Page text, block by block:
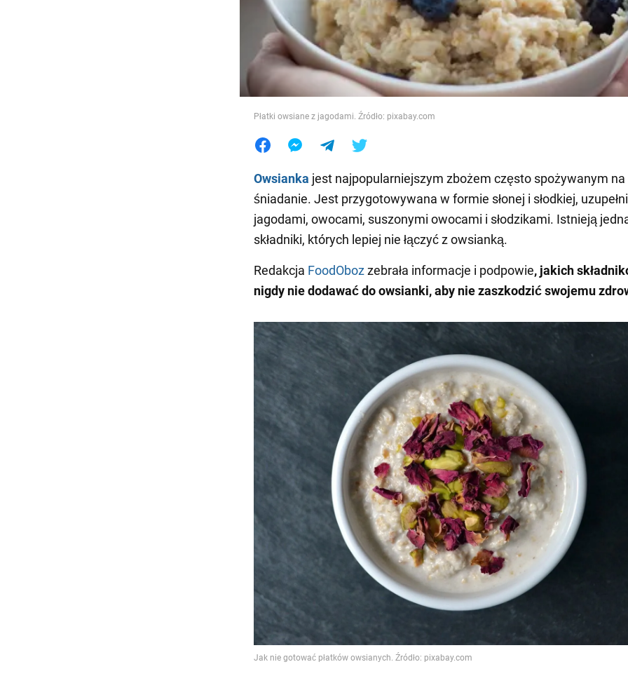
Jedzenie
Płatki owsiane z jagodami. Źródło: pixabay.com
Owsianka jest najpopularniejszym zbożem często spożywanym na
śniadanie. Jest przygotowywana w formie słonej i słodkiej,
jagodami, owocami, suszonymi owocami i słodzikami. Istnieją
składniki, których lepiej nie łączyć z owsianką.
Redakcja FoodObozzebrała informacje i podpowie, jakich
nigdy nie dodawać do owsianki, aby nie zaszkodzić swojemu